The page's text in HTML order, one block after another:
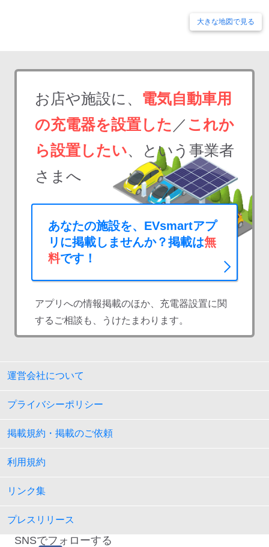
大きな地図で見る
お店や施設に、 電気自動車用
の充電器を設置した ／ これか
ら設置したい、という事業者
さまへ
あなたの施設を、EVsmartアプ
リに掲載しませんか？掲載は無
料です！
アプリへの情報掲載のほか、充電器設置に関
するご相談も、うけたまわります。
運営会社について
プライバシーポリシー
掲載規約・掲載のご依頼
利用規約
リンク集
プレスリリース
SNSでフォローする